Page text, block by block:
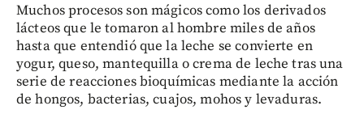
Muchos procesos son mágicos como los derivados
lácteos que le tomaron al hombre miles de años
hasta que entendió que la leche se convierte en
yogur, queso, mantequilla o crema de leche tras una
serie de reacciones bioquímicas mediante la acción
de hongos, bacterias, cuajos, mohos y levaduras.